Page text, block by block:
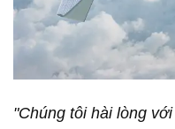
"Chúng tôi hài lòng